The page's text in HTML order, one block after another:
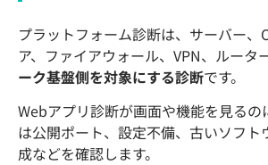
プラットフォーム診断は、サーバー、
ア、ファイアウォール、VPN、ルータ
ーク基盤側を対象にする診断です。
Webアプリ診断が画面や機能を見るの
は公開ポート、設定不備、古いソフト
成などを確認します。